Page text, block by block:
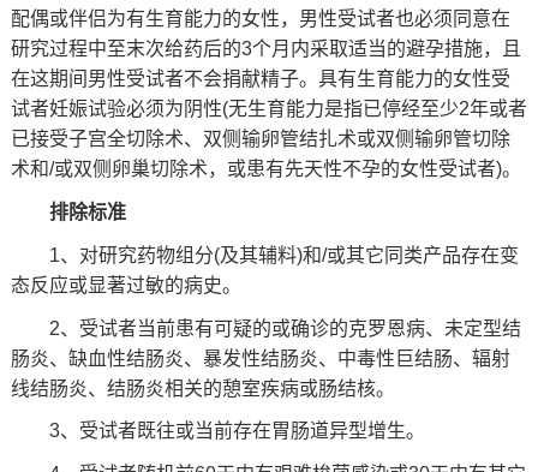
配偶或伴侣为有生育能力的女性，男性受试者也必须同意在
研究过程中至末次给药后的3个月内采取适当的避孕措施，且
在这期间男性受试者不会捐献精子。具有生育能力的女性受
试者妊娠试验必须为阴性(无生育能力是指已停经至少2年或者
已接受子宫全切除术、双侧输卵管结扎术或双侧输卵管切除
术和/或双侧卵巢切除术，或患有先天性不孕的女性受试者)。
排除标准
1、对研究药物组分(及其辅料)和/或其它同类产品存在变
态反应或显著过敏的病史。
2、受试者当前患有可疑的或确诊的克罗恩病、未定型结
肠炎、缺血性结肠炎、暴发性结肠炎、中毒性巨结肠、辐射
线结肠炎、结肠炎相关的憩室疾病或肠结核。
3、受试者既往或当前存在胃肠道异型增生。